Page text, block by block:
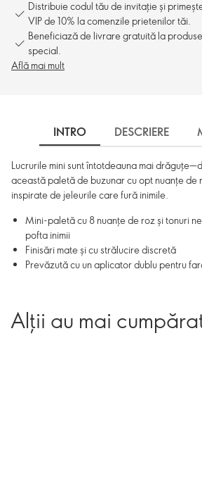
Distribuie codul tău de invitație și
VIP de 10% la comenzile prietenilor tăi.
Beneficiază de livrare gratuită la
special.
Află mai mult
INTRO DESCRIERE
Lucrurile mini sunt întotdeauna mai
această paletă de buzunar cu opt nuanțe de
inspirate de jeleurile care fură inimile.
Mini-paletă cu 8 nuanțe de roz și tonuri
pofta inimii
Finisări mate și cu strălucire discretă
Prevăzută cu un aplicator dublu pentru
Alții au mai